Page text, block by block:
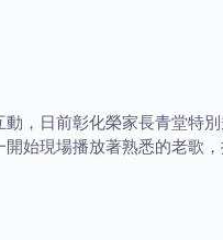
，日前彰化榮家長青堂特
始現場播放著熟悉的老歌